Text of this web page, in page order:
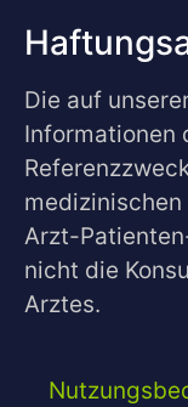
Die auf
Informationen
medizinischen
Arzt-
nicht die
Arztes.